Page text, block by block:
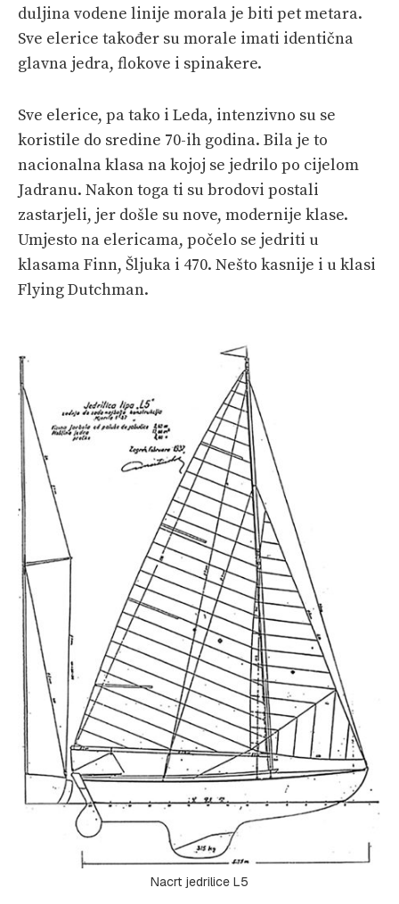
duljina vodene linije morala je biti pet metara.
Sve elerice također su morale imati identična
glavna jedra, flokove i spinakere.
Sve elerice, pa tako i Leda, intenzivno su se
koristile do sredine 70-ih godina. Bila je to
nacionalna klasa na kojoj se jedrilo po cijelom
Jadranu. Nakon toga ti su brodovi postali
zastarjeli, jer došle su nove, modernije klase.
Umjesto na elericama, počelo se jedriti u
klasama Finn, Šljuka i 470. Nešto kasnije i u klasi
Flying Dutchman.
Nacrt jedrilice L5